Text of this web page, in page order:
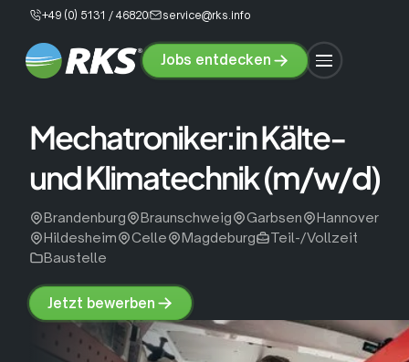
+49 (0) 5131 / 46820 service@rks.info
Jobs entdecken
Jobs
Mechatroniker:in Kälte-
und Klimatechnik (m/w/d)
Brandenburg Braunschweig Garbsen
Hannover
Hildesheim
Celle Magdeburg
Teil-/Vollzeit
Baustelle
Jetzt bewerben
Jetzt
bewerben